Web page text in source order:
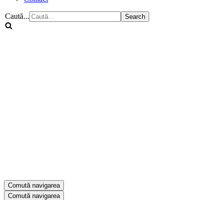
Caută...
Comută navigarea
Comută navigarea